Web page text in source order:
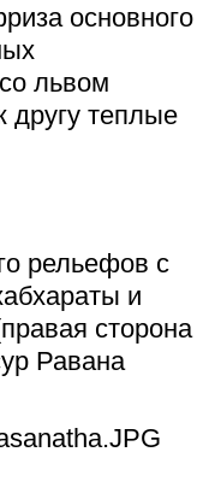
основного
львом
другу теплые
рельефов с
и
сторона
Равана